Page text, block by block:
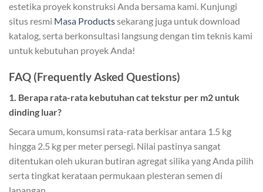
estetika proyek konstruksi Anda bersama kami. Kunjungi
situs resmi Masa Productssekarang juga untuk download
katalog, serta berkonsultasi langsung dengan tim teknis kami
untuk kebutuhan proyek Anda!
FAQ (Frequently Asked Questions)
1. Berapa rata-rata kebutuhan cat tekstur per m2 untuk
dinding luar?
Secara umum, konsumsi rata-rata berkisar antara 1.5 kg
hingga 2.5 kg per meter persegi. Nilai pastinya sangat
ditentukan oleh ukuran butiran agregat silika yang Anda pilih
serta tingkat kerataan permukaan plesteran semen di
lapangan.